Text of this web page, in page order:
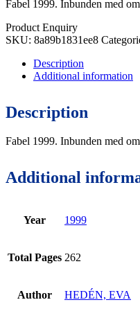
Fabel 1999. Inbunden med
Product Enquiry
SKU: 8a89b1831ee8
Description
Additional information
Description
Fabel 1999. Inbunden med
Additional
Year 1999
Total Pages 262
Author HEDÉN, EVA